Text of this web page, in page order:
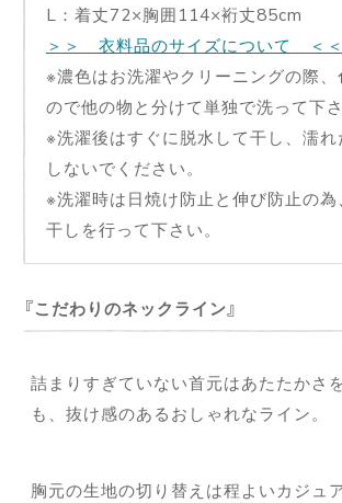
L：着丈72×胸囲114×裄丈85cm
＞＞ 衣料品のサイズについて ＜＜
※濃色はお洗濯やクリーニングの際
ので他の物と分けて単独で洗って下さ
※洗濯後はすぐに脱水して干し、濡
しないでください。
※洗濯時は日焼け防止と伸び防止の
干しを行って下さい。
こだわりのネックライン
詰まりすぎていない首元はあたたかさ
も、抜け感のあるおしゃれなライン。
胸元の生地の切り替えは程よいカジュ